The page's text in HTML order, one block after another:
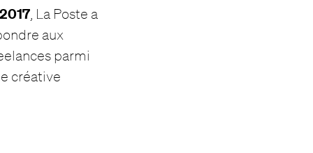
, La Poste a
aux
parmi
créative